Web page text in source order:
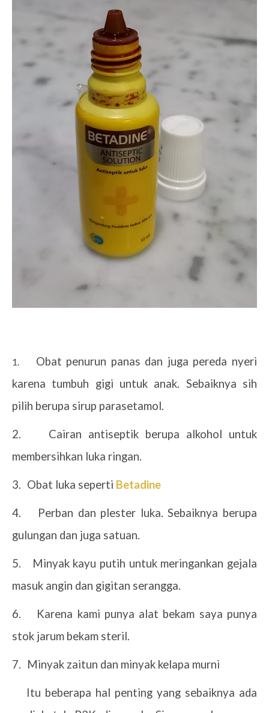
1.
Obat penurun panas dan juga pereda nyeri
karena tumbuh gigi untuk anak. Sebaiknya sih
pilih berupa sirup parasetamol.
2.
Cairan antiseptik berupa alkohol untuk
membersihkan luka ringan.
3. Obat luka seperti Betadine
4.
Perban dan plester luka. Sebaiknya berupa
gulungan dan juga satuan.
5.
Minyak kayu putih untuk meringankan gejala
masuk angin dan gigitan serangga.
6.
Karena kami punya alat bekam saya punya
stok jarum bekam steril.
7. Minyak zaitun dan minyak kelapa murni
Itu beberapa hal penting yang sebaiknya ada